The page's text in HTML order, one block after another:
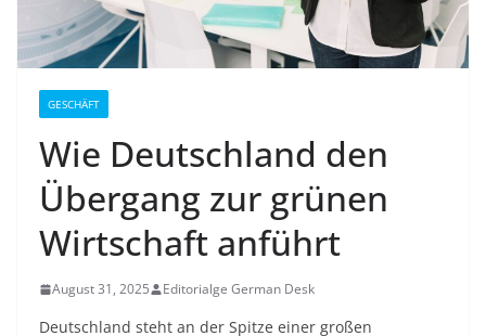
GESCHÄFT
Wie Deutschland den
Übergang zur grünen
Wirtschaft anführt
August 31, 2025 Editorialge German Desk
Deutschland steht an der Spitze einer großen